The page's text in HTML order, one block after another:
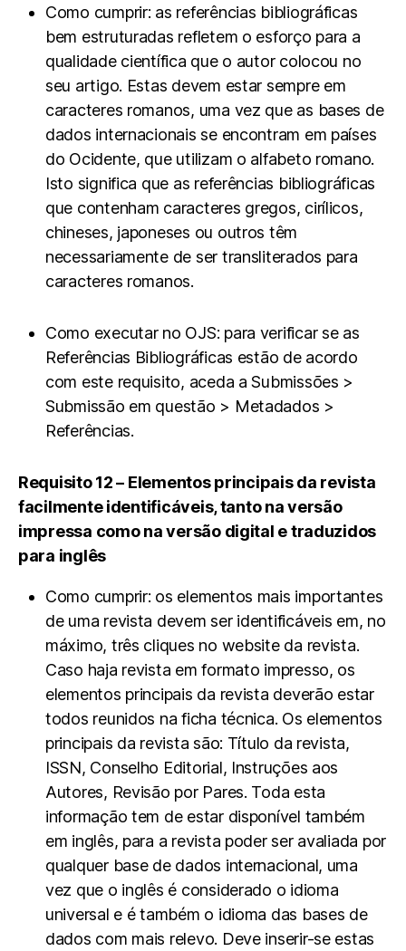
Como cumprir: as referências bibliográficas
bem estruturadas refletem o esforço para a
qualidade científica que o autor colocou no
seu artigo. Estas devem estar sempre em
caracteres romanos, uma vez que as bases de
dados internacionais se encontram em países
do Ocidente, que utilizam o alfabeto romano.
Isto significa que as referências bibliográficas
que contenham caracteres gregos, cirílicos,
chineses, japoneses ou outros têm
necessariamente de ser transliterados para
caracteres romanos.
Como executar no OJS: para verificar se as
Referências Bibliográficas estão de acordo
com este requisito, aceda a Submissões >
Submissão em questão > Metadados >
Referências.
Requisito 12 – Elementos principais da revista
facilmente identificáveis, tanto na versão
impressa como na versão digital e traduzidos
para inglês
Como cumprir: os elementos mais importantes
de uma revista devem ser identificáveis em, no
máximo, três cliques no website da revista.
Caso haja revista em formato impresso, os
elementos principais da revista deverão estar
todos reunidos na ficha técnica. Os elementos
principais da revista são: Título da revista,
ISSN, Conselho Editorial, Instruções aos
Autores, Revisão por Pares. Toda esta
informação tem de estar disponível também
em inglês, para a revista poder ser avaliada por
qualquer base de dados internacional, uma
vez que o inglês é considerado o idioma
universal e é também o idioma das bases de
dados com mais relevo. Deve inserir-se estas